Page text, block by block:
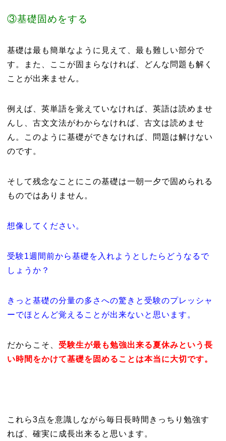
③基礎固めをする
基礎は最も簡単なように見えて、最も難しい部分で
す。また、ここが固まらなければ、どんな問題も解く
ことが出来ません。
例えば、英単語を覚えていなければ、英語は読めませ
んし、古文文法がわからなければ、古文は読めませ
ん。このように基礎ができなければ、問題は解けない
のです。
そして残念なことにこの基礎は一朝一夕で固められる
ものではありません。
想像してください。
受験1週間前から基礎を入れようとしたらどうなるで
しょうか？
きっと基礎の分量の多さへの驚きと受験のプレッシャ
ーでほとんど覚えることが出来ないと思います。
だからこそ、 受験生が最も勉強出来る夏休みという長
い時間をかけて基礎を固めることは本当に大切です。
これら3点を意識しながら毎日長時間きっちり勉強す
れば、確実に成長出来ると思います。